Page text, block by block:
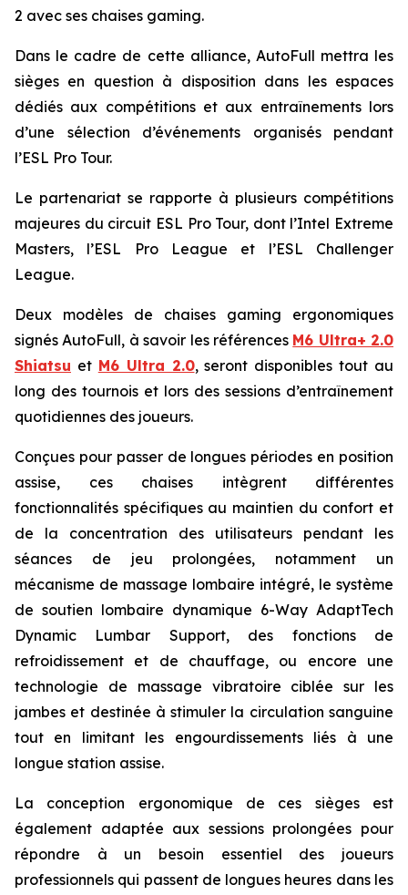
2 avec ses chaises gaming.
Dans le cadre de cette alliance, AutoFull mettra les
sièges en question à disposition dans les espaces
dédiés aux compétitions et aux entraînements lors
d’une sélection d’événements organisés pendant
l’ESL Pro Tour.
Le partenariat se rapporte à plusieurs compétitions
majeures du circuit ESL Pro Tour, dont l’Intel Extreme
Masters, l’ESL Pro League et l’ESL Challenger
League.
Deux modèles de chaises gaming ergonomiques
signés AutoFull, à savoir les références M6 Ultra+ 2.0
Shiatsu et M6 Ultra 2.0, seront disponibles tout au
long des tournois et lors des sessions d’entraînement
quotidiennes des joueurs.
Conçues pour passer de longues périodes en position
assise, ces chaises intègrent différentes
fonctionnalités spécifiques au maintien du confort et
de la concentration des utilisateurs pendant les
séances de jeu prolongées, notamment un
mécanisme de massage lombaire intégré, le système
de soutien lombaire dynamique 6-Way AdaptTech
Dynamic Lumbar Support, des fonctions de
refroidissement et de chauffage, ou encore une
technologie de massage vibratoire ciblée sur les
jambes et destinée à stimuler la circulation sanguine
tout en limitant les engourdissements liés à une
longue station assise.
La conception ergonomique de ces sièges est
également adaptée aux sessions prolongées pour
répondre à un besoin essentiel des joueurs
professionnels qui passent de longues heures dans les